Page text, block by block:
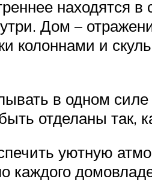
находятся в
Дом –
колоннами и
в одном
отделаны так,
уютную
каждого